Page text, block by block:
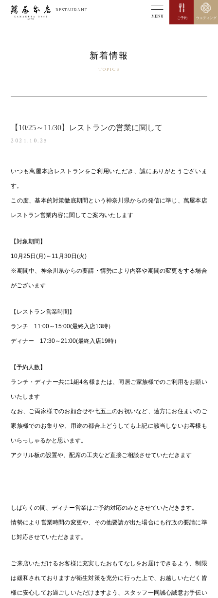
RESTAURANT
MENU ご予約 ウェディング
新着情報
TOPICS
【10/25～11/30】レストランの営業に関して
2021.10.25
いつも萬屋本店レストランをご利用いただき、誠にありがとうございま
す。
この度、基本的対策徹底期間という神奈川県からの発信に準じ、萬屋本店
レストラン営業内容に関してご案内いたします
【対象期間】
10月25日(月)～11月30日(火)
※期間中、神奈川県からの要請・情勢により内容や期間の変更をする場合
がございます
【レストラン営業時間】
ランチ 11:00～15:00(最終入店13時）
ディナー 17:30～21:00(最終入店19時）
【予約人数】
ランチ・ディナー共に1組4名様または、同居ご家族様でのご利用をお願い
いたします
なお、ご両家様でのお顔合せや七五三のお祝いなど、遠方にお住まいのご
家族様でのお集りや、用途の都合上どうしても上記に該当しないお客様も
いらっしゃるかと思います。
アクリル板の設置や、配席の工夫など直接ご相談させていただきます
しばらくの間、ディナー営業はご予約対応のみとさせていただきます。
情勢により営業時間の変更や、その他要請が出た場合にも行政の要請に準
じ対応させていただきます。
ご来店いただけるお客様に充実したおもてなしをお届けできるよう、制限
は緩和されておりますが衛生対策を充分に行った上で、お越しいただく皆
様に安心してお過ごしいただけますよう、スタッフ一同誠心誠意お手伝い